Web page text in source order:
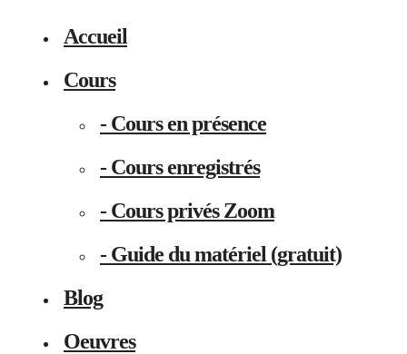
Accueil
Cours
- Cours en présence
- Cours enregistrés
- Cours privés Zoom
- Guide du matériel (gratuit)
Blog
Oeuvres